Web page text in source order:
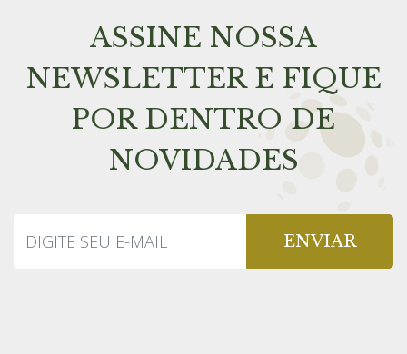
ASSINE NOSSA
NEWSLETTER E FIQUE
POR DENTRO DE
NOVIDADES
ENVIAR